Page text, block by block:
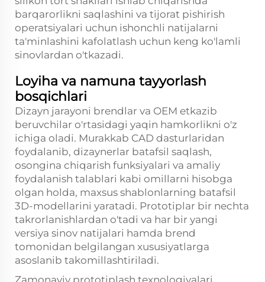
barqarorlikni saqlashini va tijorat pishirish
operatsiyalari uchun ishonchli natijalarni
ta'minlashini kafolatlash uchun keng ko'lamli
sinovlardan o'tkazadi.
Loyiha va namuna tayyorlash
bosqichlari
Dizayn jarayoni brendlar va OEM etkazib
beruvchilar o'rtasidagi yaqin hamkorlikni o'z
ichiga oladi. Murakkab CAD dasturlaridan
foydalanib, dizaynerlar batafsil saqlash,
osongina chiqarish funksiyalari va amaliy
foydalanish talablari kabi omillarni hisobga
olgan holda, maxsus shablonlarning batafsil
3D-modellarini yaratadi. Prototiplar bir nechta
takrorlanishlardan o'tadi va har bir yangi
versiya sinov natijalari hamda brend
tomonidan belgilangan xususiyatlarga
asoslanib takomillashtiriladi.
Zamonaviy prototiplash texnologiyalari,